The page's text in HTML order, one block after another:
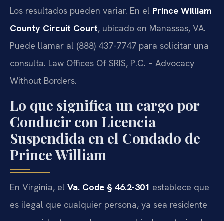
Los resultados pueden variar. En el Prince William
County Circuit Court, ubicado en Manassas, VA.
Puede llamar al (888) 437-7747 para solicitar una
consulta. Law Offices Of SRIS, P.C. – Advocacy
Without Borders.
Lo que significa un cargo por
Conducir con Licencia
Suspendida en el Condado de
Prince William
En Virginia, el Va. Code § 46.2-301 establece que
es ilegal que cualquier persona, ya sea residente